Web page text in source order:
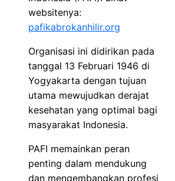
websitenya:
pafikabrokanhilir.org
Organisasi ini didirikan pada
tanggal 13 Februari 1946 di
Yogyakarta dengan tujuan
utama mewujudkan derajat
kesehatan yang optimal bagi
masyarakat Indonesia.
PAFI memainkan peran
penting dalam mendukung
dan mengembangkan profesi